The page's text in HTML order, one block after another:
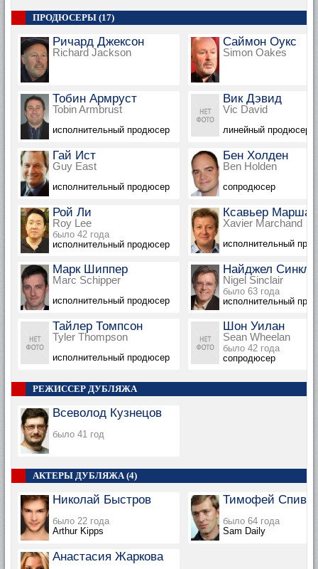
ПРОДЮСЕРЫ (17)
Ричард Джексон
Richard Jackson
Саймон Оукс
Simon Oakes
Тобин Армруст
Tobin Armbrust
исполнительный продюсер
Вик Дэвид
Vic David
линейный продюсер:
Гай Ист
Guy East
исполнительный продюсер
Бен Холден
Ben Holden
сопродюсер
Рой Ли
Roy Lee
было 42 года
исполнительный продюсер
Ксавьер Маршан
Xavier Marchand
исполнительный
Марк Шиппер
Marc Schipper
исполнительный продюсер
Найджел
Nigel Sinclair
было 63 года
исполнительный
Тайлер Томпсон
Tyler Thompson
исполнительный продюсер
Шон Уилан
Sean Wheelan
было 42 года
сопродюсер
РЕЖИССЕР ДУБЛЯЖА
Всеволод Кузнецов
было 41 год
АКТЕРЫ ДУБЛЯЖА (4)
Николай Быстров
было 22 года
Arthur Kipps
Тимофей Спивак
было 64 года
Sam Daily
Анастасия Жаркова